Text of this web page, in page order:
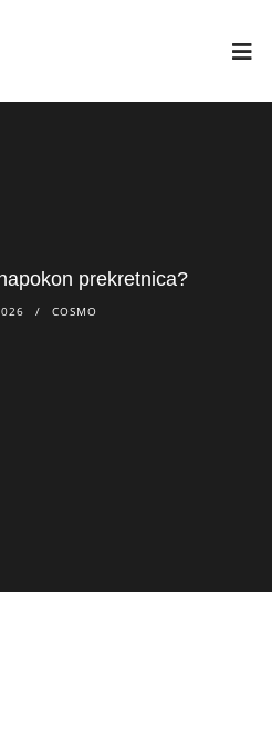
prekretnica?
COSMO